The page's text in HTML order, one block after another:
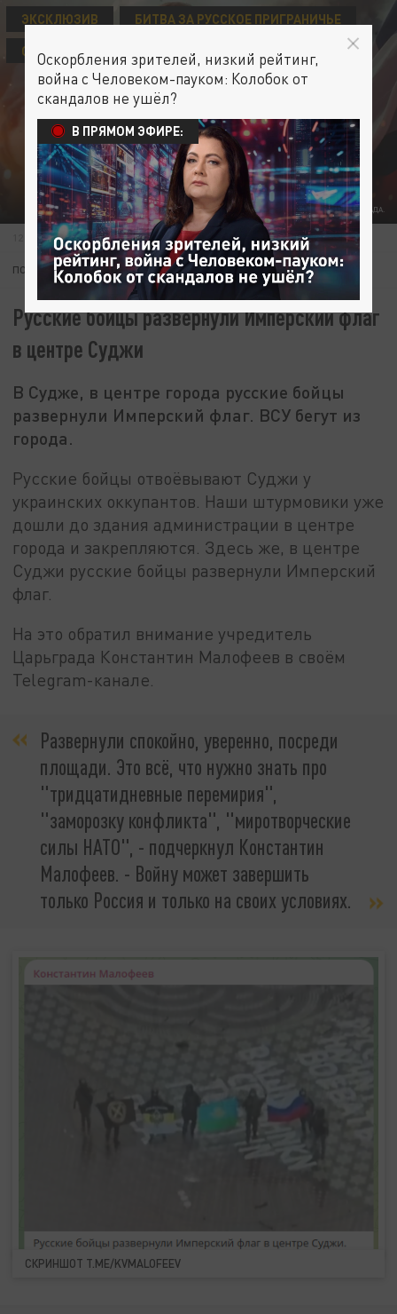
ФОТО: КОЛЛАЖ ЦАРЬГРАДА.
ЭКСКЛЮЗИВ
БИТВА ЗА РУССКОЕ ПРИГРАНИЧЬЕ
СВО
12 МАРТА 12:44
ПОДПИШИТЕСЬ:
Русские бойцы развернули Имперский флаг
в центре Суджи
В Судже, в центре города русские бойцы
развернули Имперский флаг. ВСУ бегут из
города.
Русские бойцы отвоёвывают Суджи у
украинских оккупантов. Наши штурмовики уже
дошли до здания администрации в центре
города и закрепляются. Здесь же, в центре
Суджи русские бойцы развернули Имперский
флаг.
На это обратил внимание учредитель
Царьграда Константин Малофеев в своём
Telegram-канале.
Развернули спокойно, уверенно, посреди
площади. Это всё, что нужно знать про
"тридцатидневные перемирия",
"заморозку конфликта", "миротворческие
силы НАТО", - подчеркнул Константин
Малофеев. - Войну может завершить
только Россия и только на своих условиях.
СКРИНШОТ T.ME/KVMALOFEEV
Оскорбления зрителей, низкий рейтинг,
война с Человеком-пауком: Колобок от
скандалов не ушёл?
В ПРЯМОМ ЭФИРЕ: